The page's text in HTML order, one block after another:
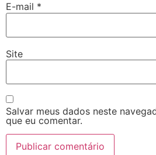
E-mail *
Site
Salvar meus dados neste
que eu comentar.